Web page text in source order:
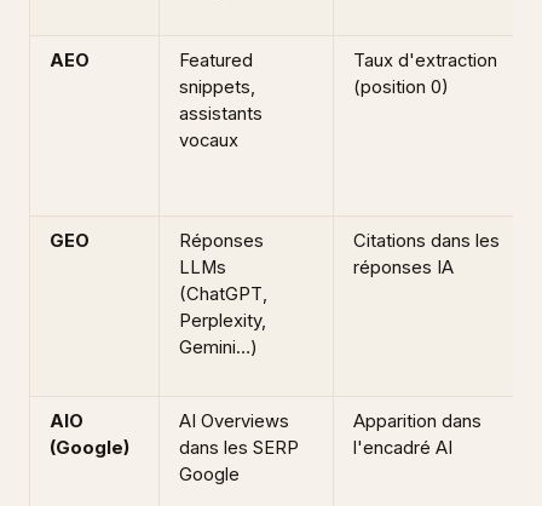
AEO
Featured
snippets,
assistants
vocaux
Taux d'extraction
(position 0)
GEO
Réponses
LLMs
(ChatGPT,
Perplexity,
Gemini…)
Citations dans les
réponses IA
AIO
(Google)
AI Overviews
dans les SERP
Google
Apparition dans
l'encadré AI